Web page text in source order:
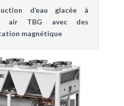
d’eau glacée à
air TBG avec des
magnétique